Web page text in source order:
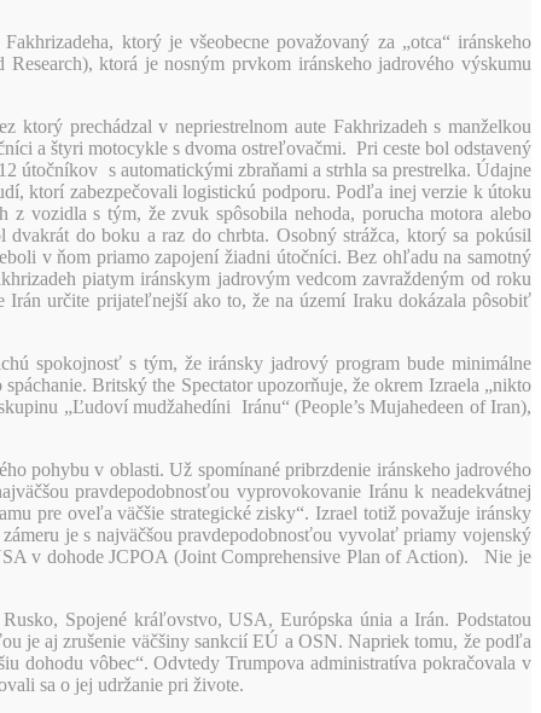
ktorý je všeobecne považovaný za „otca“ iránskeho
ktorá je nosným prvkom iránskeho jadrového výskumu
prechádzal v nepriestrelnom aute Fakhrizadeh s manželkou
a štyri motocykle s dvoma ostreľovačmi. Pri ceste bol odstavený
útočníkov s automatickými zbraňami a strhla sa prestrelka. Údajne
ktorí zabezpečovali logistickú podporu. Podľa inej verzie k útoku
vozidla s tým, že zvuk spôsobila nehoda, porucha motora alebo
do boku a raz do chrbta. Osobný strážca, ktorý sa pokúsil
v ňom priamo zapojení žiadni útočníci. Bez ohľadu na samotný
piatym iránskym jadrovým vedcom zavraždeným od roku
určite prijateľnejší ako to, že na území Iraku dokázala pôsobiť
spokojnosť s tým, že iránsky jadrový program bude minimálne
Britský the Spectator upozorňuje, že okrem Izraela „nikto
„Ľudoví mudžahedíni Iránu“ (People’s Mujahedeen of Iran),
pohybu v oblasti. Už spomínané pribrzdenie iránskeho jadrového
pravdepodobnosťou vyprovokovanie Iránu k neadekvátnej
pre oveľa väčšie strategické zisky“. Izrael totiž považuje iránsky
je s najväčšou pravdepodobnosťou vyvolať priamy vojenský
v dohode JCPOA (Joint Comprehensive Plan of Action). Nie je
Spojené kráľovstvo, USA, Európska únia a Irán. Podstatou
je aj zrušenie väčšiny sankcií EÚ a OSN. Napriek tomu, že podľa
dohodu vôbec“. Odvtedy Trumpova administratíva pokračovala v
sa o jej udržanie pri živote.